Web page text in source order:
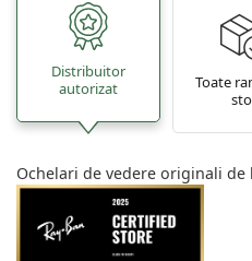
Distribuitor
autorizat
Toate
Ochelari de vedere originali